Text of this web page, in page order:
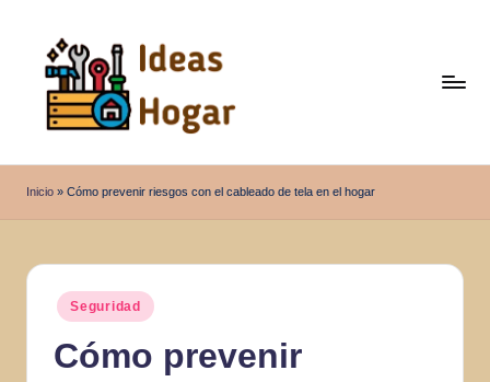
contenido
d
e
a
Inicio » Cómo prevenir riesgos con el cableado de tela en el hogar
Publicado
en
Seguridad
Cómo prevenir